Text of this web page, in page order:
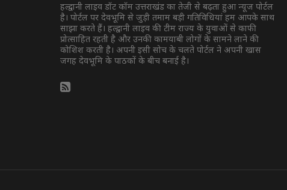
हल्द्वानी लाइव डॉट कॉम उत्तराखंड का तेजी से बढ़ता हुआ न्यूज पोर्टल
है। पोर्टल पर देवभूमि से जुड़ी तमाम बड़ी गतिविधियां हम आपके साथ
साझा करते हैं। हल्द्वानी लाइव की टीम राज्य के युवाओं से काफी
प्रोत्साहित रहती है और उनकी कामयाबी लोगों के सामने लाने की
कोशिश करती है। अपनी इसी सोच के चलते पोर्टल ने अपनी खास
जगह देवभूमि के पाठकों के बीच बनाई है।